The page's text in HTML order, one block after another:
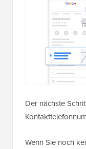
Der nächste
Wenn Sie noch